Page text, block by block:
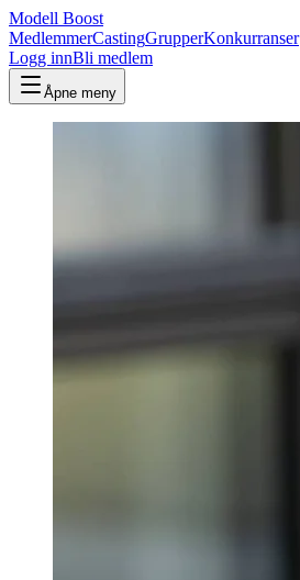
Modell Boost
MedlemmerCastingGrupperKonkurranser
Logg innBli medlem
Åpne meny